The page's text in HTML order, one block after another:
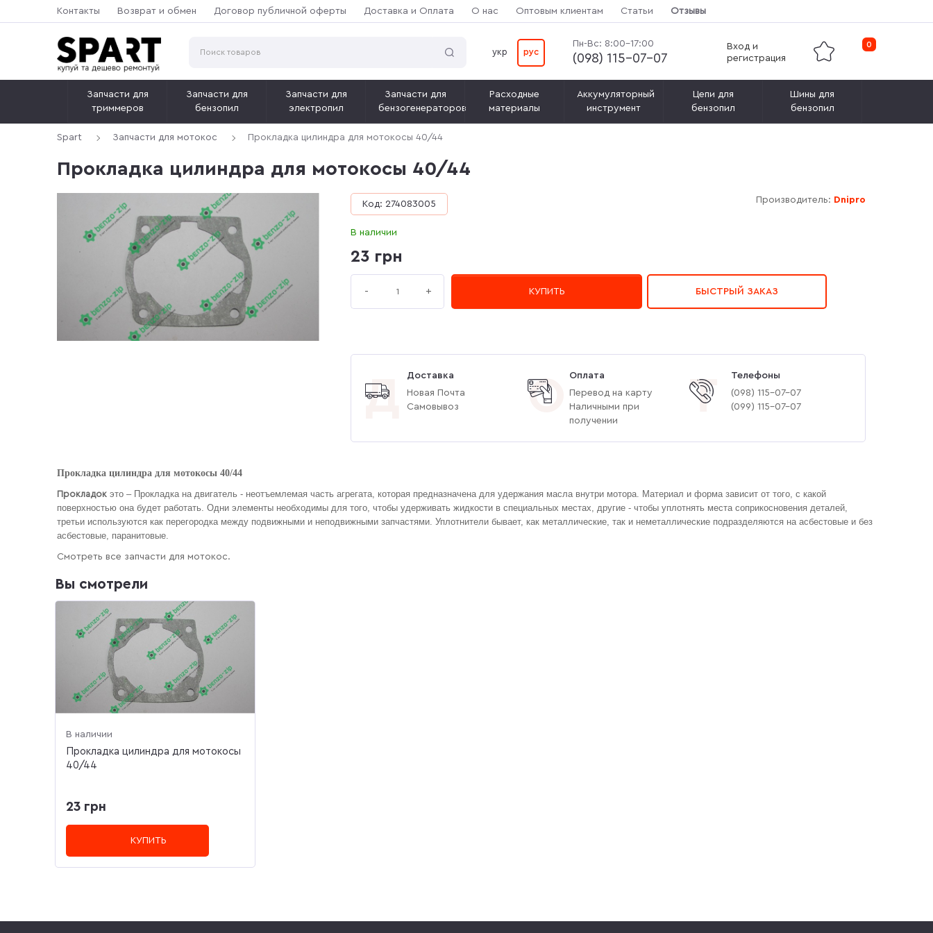
Контакты Возврат и обмен Договор публичной оферты Доставка и Оплата О нас Оптовым клиентам Статьи Отзывы
0
Вход и
регистрация
Пн-Вс: 8:00-17:00
(‎098) 115-07-07
укр рус
Запчасти для
триммеров
Запчасти для
бензопил
Запчасти для
электропил
Запчасти для
бензогенераторов
Расходные
материалы
Аккумуляторный
инструмент
Цепи для
бензопил
Шины для
бензопил
Spart Запчасти для мотокос Прокладка цилиндра для мотокосы 40/44
Прокладка цилиндра для мотокосы 40/44
Производитель: Dnipro
Код: 274083005
В наличии
23 грн
- + КУПИТЬ БЫСТРЫЙ ЗАКАЗ
Д
Доставка
Новая Почта
Самовывоз
О
Оплата
Перевод на карту
Наличными при
получении
Т
Телефоны
(‎098) 115-07-07
(‎099) 115-07-07
Прокладка цилиндра для мотокосы 40/44
Прокладок это – Прокладка на двигатель - неотъемлемая часть агрегата, которая предназначена для удержания масла внутри мотора. Материал и форма зависит от того, с какой
поверхностью она будет работать. Одни элементы необходимы для того, чтобы удерживать жидкости в специальных местах, другие - чтобы уплотнять места соприкосновения деталей,
третьи используются как перегородка между подвижными и неподвижными запчастями. Уплотнители бывает, как металлические, так и неметаллические подразделяются на асбестовые и без
асбестовые, паранитовые.
Смотреть все запчасти для мотокос.
Вы смотрели
В наличии
Прокладка цилиндра для мотокосы
40/44
23 грн
КУПИТЬ